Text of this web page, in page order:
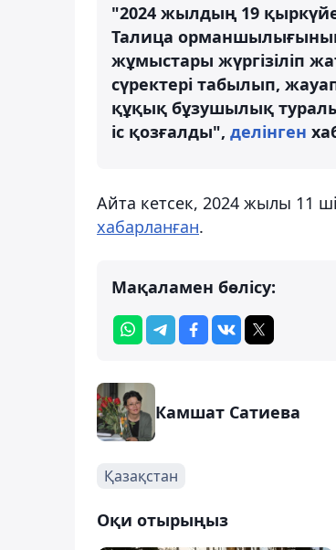
"2024 жылдың 19
Талица
жұмыстары жүргізіліп
сүректері табылып,
құқық бұзушылық туралы
іс қозғалды", делінген
Айта кетсек, 2024 жылы 11
хабарланған.
Мақаламен бөлісу:
Камшат Сатиева
Қазақстан
Оқи отырыңыз